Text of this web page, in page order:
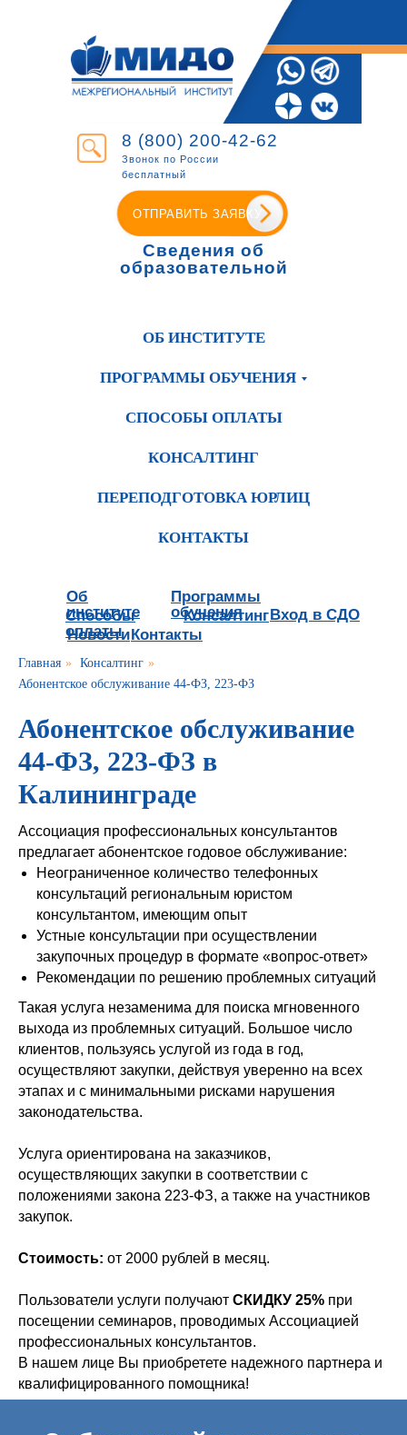
8 (800) 200-42-62
Звонок по России
бесплатный
ОТПРАВИТЬ ЗАЯВКУ
Сведения об
образовательной
ОБ ИНСТИТУТЕ
ПРОГРАММЫ ОБУЧЕНИЯ
СПОСОБЫ ОПЛАТЫ
КОНСАЛТИНГ
ПЕРЕПОДГОТОВКА ЮРЛИЦ
КОНТАКТЫ
Об
институте
Программы
обучения
Способы
оплаты
Консалтинг
Новости
Вход в СДО
Контакты
Главная » Консалтинг »
Абонентское обслуживание 44-ФЗ, 223-ФЗ
Абонентское обслуживание
44-ФЗ, 223-ФЗ в
Калининграде
Ассоциация профессиональных консультантов
предлагает абонентское годовое обслуживание:
Неограниченное количество телефонных
консультаций региональным юристом
консультантом, имеющим опыт
Устные консультации при осуществлении
закупочных процедур в формате «вопрос-ответ»
Рекомендации по решению проблемных ситуаций
Такая услуга незаменима для поиска мгновенного
выхода из проблемных ситуаций. Большое число
клиентов, пользуясь услугой из года в год,
осуществляют закупки, действуя уверенно на всех
этапах и с минимальными рисками нарушения
законодательства.
Услуга ориентирована на заказчиков,
осуществляющих закупки в соответствии с
положениями закона 223-ФЗ, а также на участников
закупок.
Стоимость: от 2000 рублей в месяц.
Пользователи услуги получают СКИДКУ 25% при
посещении семинаров, проводимых Ассоциацией
профессиональных консультантов.
В нашем лице Вы приобретете надежного партнера и
квалифицированного помощника!